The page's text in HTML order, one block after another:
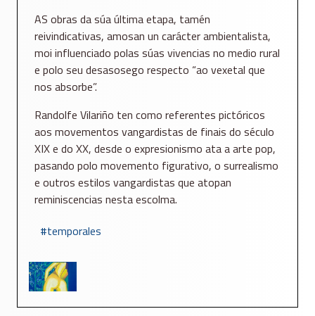
AS obras da súa última etapa, tamén
reivindicativas, amosan un carácter ambientalista,
moi influenciado polas súas vivencias no medio rural
e polo seu desasosego respecto “ao vexetal que
nos absorbe”.
Randolfe Vilariño ten como referentes pictóricos
aos movementos vangardistas de finais do século
XIX e do XX, desde o expresionismo ata a arte pop,
pasando polo movemento figurativo, o surrealismo
e outros estilos vangardistas que atopan
reminiscencias nesta escolma.
temporales